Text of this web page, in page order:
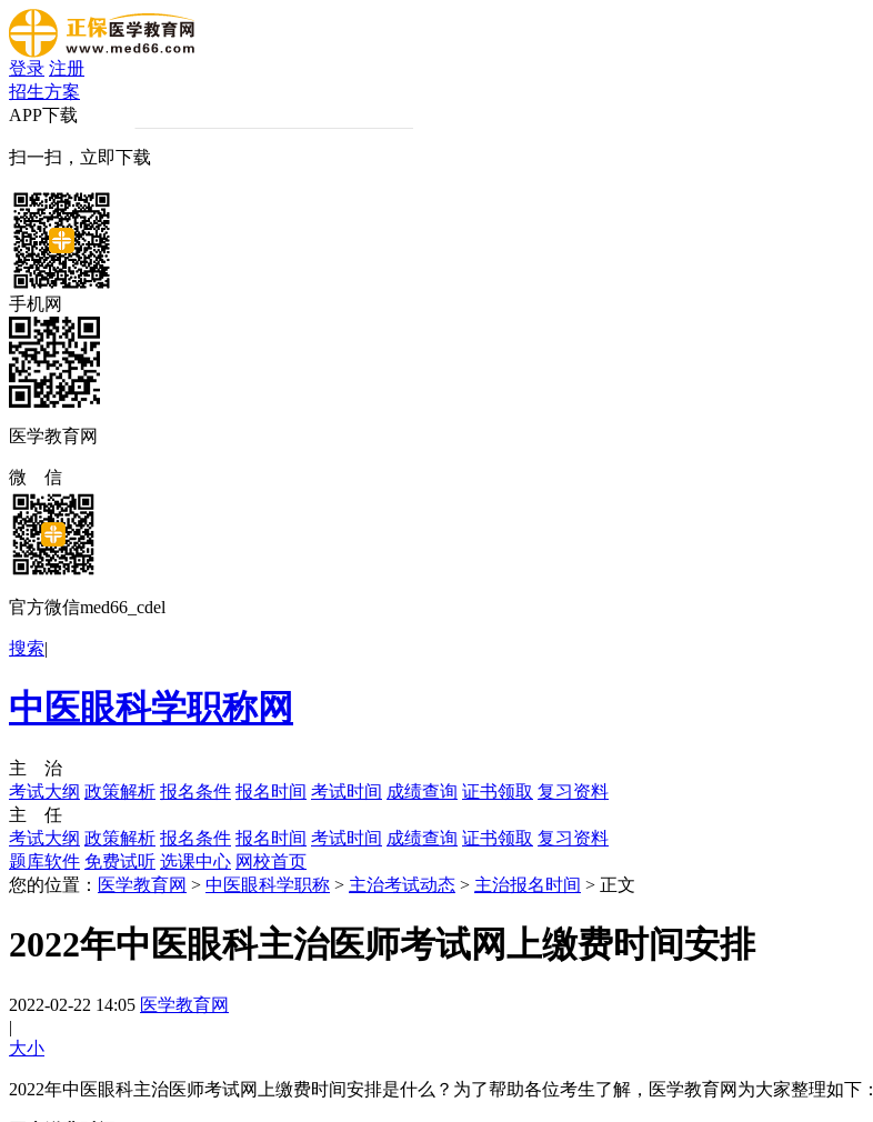
登录 注册
招生方案
APP下载
扫一扫，立即下载
手机网
医学教育网
微 信
官方微信med66_cdel
搜索|
中医眼科学职称网
主 治
考试大纲 政策解析 报名条件 报名时间 考试时间 成绩查询 证书领取 复习资料
主 任
考试大纲 政策解析 报名条件 报名时间 考试时间 成绩查询 证书领取 复习资料
题库软件 免费试听 选课中心 网校首页
您的位置： 医学教育网 > 中医眼科学职称 > 主治考试动态 > 主治报名时间 > 正文
2022年中医眼科主治医师考试网上缴费时间安排
2022-02-22 14:05 医学教育网
|
大小
2022年中医眼科主治医师考试网上缴费时间安排是什么？ 为了帮助各位考生了解，医学教育网为大家整理如下：